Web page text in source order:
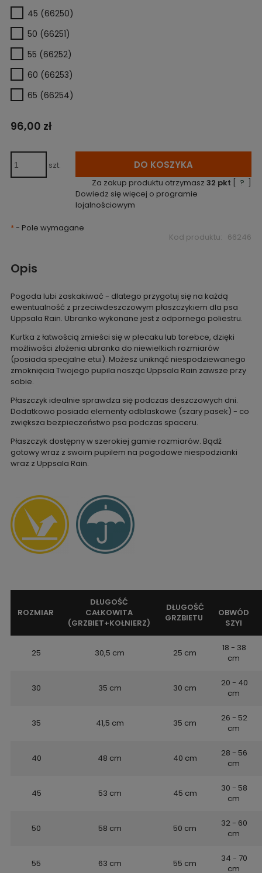
45 (66250)
50 (66251)
55 (66252)
60 (66253)
65 (66254)
96,00 zł
szt. DO KOSZYKA
Za zakup produktu otrzymasz32 pkt [ ? ]
Dowiedz się więcej o programie
lojalnościowym
*- Pole wymagane
Kod produktu: 66246
Opis
Pogoda lubi zaskakiwać - dlatego przygotuj się na każdą
ewentualność z przeciwdeszczowym płaszczykiem dla psa
Uppsala Rain. Ubranko wykonane jest z odpornego poliestru.
Kurtka z łatwością zmieści się w plecaku lub torebce, dzięki
możliwości złożenia ubranka do niewielkich rozmiarów
(posiada specjalne etui). Możesz uniknąć niespodziewanego
zmoknięcia Twojego pupila nosząc Uppsala Rain zawsze przy
sobie.
Płaszczyk idealnie sprawdza się podczas deszczowych dni.
Dodatkowo posiada elementy odblaskowe (szary pasek) - co
zwiększa bezpieczeństwo psa podczas spaceru.
Płaszczyk dostępny w szerokiej gamie rozmiarów. Bądź
gotowy wraz z swoim pupilem na pogodowe niespodzianki
wraz z Uppsala Rain.
ROZMIAR
DŁUGOŚĆ
CAŁKOWITA
(GRZBIET+KOŁNIERZ)
DŁUGOŚĆ
GRZBIETU
OBWÓD
SZYI
25 30,5 cm 25 cm
18 - 38
cm
30 35 cm 30 cm
20 - 40
cm
35 41,5 cm 35 cm
26 - 52
cm
40 48 cm 40 cm
28 - 56
cm
45 53 cm 45 cm
30 - 58
cm
50 58 cm 50 cm
32 - 60
cm
55 63 cm 55 cm
34 - 70
cm